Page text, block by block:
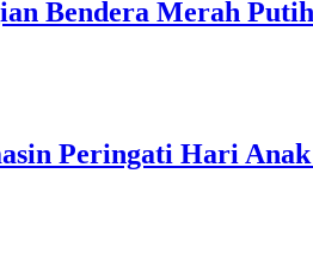
Bendera Merah Putih
Peringati Hari Anak